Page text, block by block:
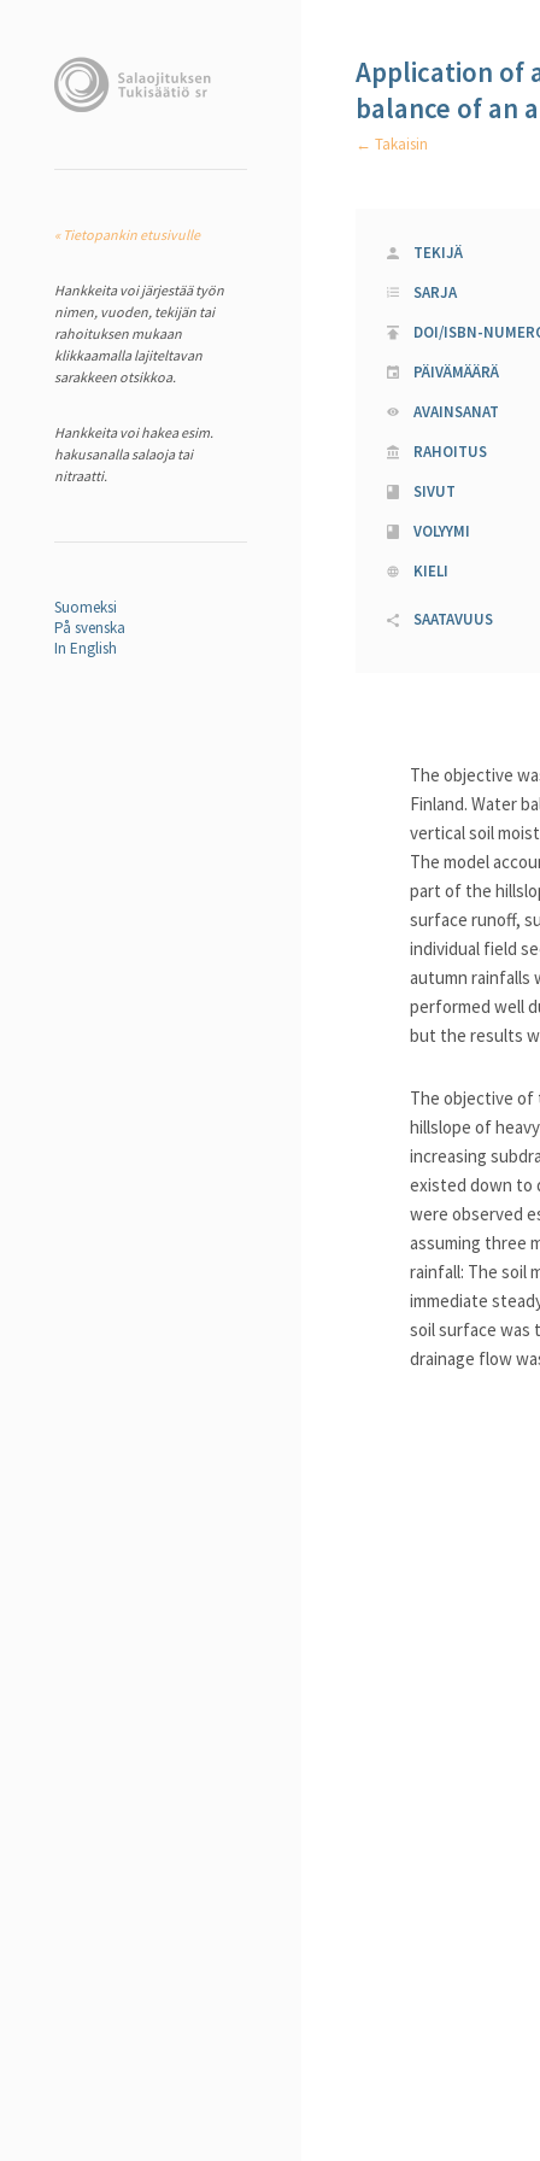
« Tietopankin etusivulle
Hankkeita voi järjestää työn
nimen, vuoden, tekijän tai
rahoituksen mukaan
klikkaamalla lajiteltavan
sarakkeen otsikkoa.
Hankkeita voi hakea esim.
hakusanalla salaoja tai
nitraatti.
Suomeksi
På svenska
In English
Application of
balance of an
← Takaisin
TEKIJÄ
SARJA
DOI/ISBN-
PÄIVÄMÄÄRÄ
AVAINSANAT
RAHOITUS
SIVUT
VOLYYMI
KIELI
SAATAVUUS
The objective
Finland. Water
vertical soil
The model
part of the
surface runoff,
individual field
autumn rainfalls
performed well
but the results
The objective of
hillslope of
increasing
existed down to
were observed
assuming three
rainfall: The soil
immediate
soil surface was
drainage flow